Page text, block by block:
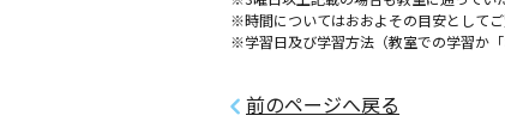
2歳～高校生
岐阜県可児市川合北２丁目１４
※時間についてはおおよその目安として
※学習日及び学習方法（教室での学習か
前のページへ戻る